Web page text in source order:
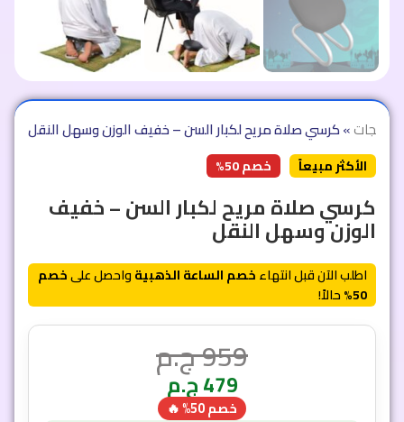
»كرسي صلاة مريح لكبار السن – خفيف الوزن وسهل النقل
الأكثر مبيعاً خصم 50%
كرسي صلاة مريح لكبار السن – خفيف
الوزن وسهل النقل
اطلب الآن قبل انتهاءخصم الساعة الذهبيةواحصل علىخصم
50% حالاً!
959ج.م
479ج.م
خصم 50% 🔥